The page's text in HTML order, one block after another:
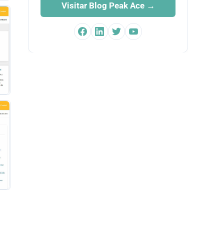
Visitar Blog Peak Ace →